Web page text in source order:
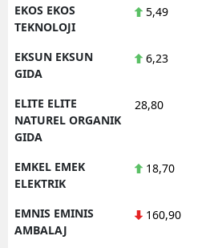
EKOS EKOS
TEKNOLOJI
5,49
EKSUN EKSUN
GIDA
6,23
ELITE ELITE
NATUREL ORGANIK
GIDA
28,80
EMKEL EMEK
ELEKTRIK
18,70
EMNIS EMINIS
AMBALAJ
160,90